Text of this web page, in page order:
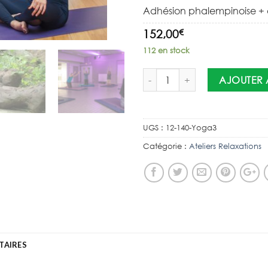
Adhésion phalempinoise +
152,00€
112 en stock
AJOUTER
UGS : 12-140-Yoga3
Catégorie : Ateliers Relaxations